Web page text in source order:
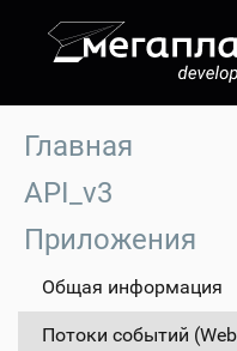
Главная
API_v3
Приложения
Общая информация
Потоки событий